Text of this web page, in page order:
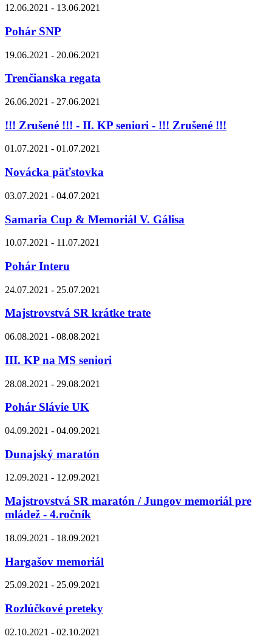
12.06.2021 - 13.06.2021
Pohár SNP
19.06.2021 - 20.06.2021
Trenčianska regata
26.06.2021 - 27.06.2021
!!! Zrušené !!! - II. KP seniori - !!! Zrušené !!!
01.07.2021 - 01.07.2021
Novácka päťstovka
03.07.2021 - 04.07.2021
Samaria Cup & Memoriál V. Gálisa
10.07.2021 - 11.07.2021
Pohár Interu
24.07.2021 - 25.07.2021
Majstrovstvá SR krátke trate
06.08.2021 - 08.08.2021
III. KP na MS seniori
28.08.2021 - 29.08.2021
Pohár Slávie UK
04.09.2021 - 04.09.2021
Dunajský maratón
12.09.2021 - 12.09.2021
Majstrovstvá SR maratón / Jungov memoriál pre
mládež - 4.ročník
18.09.2021 - 18.09.2021
Hargašov memoriál
25.09.2021 - 25.09.2021
Rozlúčkové preteky
02.10.2021 - 02.10.2021